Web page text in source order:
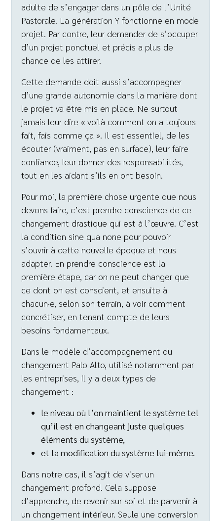
adulte de s’engager dans un pôle de l’Unité
Pastorale. La génération Y fonctionne en mode
projet. Par contre, leur demander de s’occuper
d’un projet ponctuel et précis a plus de
chance de les attirer.
Cette demande doit aussi s’accompagner
d’une grande autonomie dans la manière dont
le projet va être mis en place. Ne surtout
jamais leur dire « voilà comment on a toujours
fait, fais comme ça ». Il est essentiel, de les
écouter (vraiment, pas en surface), leur faire
confiance, leur donner des responsabilités,
tout en les aidant s’ils en ont besoin.
Pour moi, la première chose urgente que nous
devons faire, c’est prendre conscience de ce
changement drastique qui est à l’œuvre. C’est
la condition sine qua none pour pouvoir
s’ouvrir à cette nouvelle époque et nous
adapter. En prendre conscience est la
première étape, car on ne peut changer que
ce dont on est conscient, et ensuite à
chacun·e, selon son terrain, à voir comment
concrétiser, en tenant compte de leurs
besoins fondamentaux.
Dans le modèle d’accompagnement du
changement Palo Alto, utilisé notamment par
les entreprises, il y a deux types de
changement :
le niveau où l’on maintient le système tel
qu’il est en changeant juste quelques
éléments du système,
et la modification du système lui-même.
Dans notre cas, il s’agit de viser un
changement profond. Cela suppose
d’apprendre, de revenir sur soi et de parvenir à
un changement intérieur. Seule une conversion